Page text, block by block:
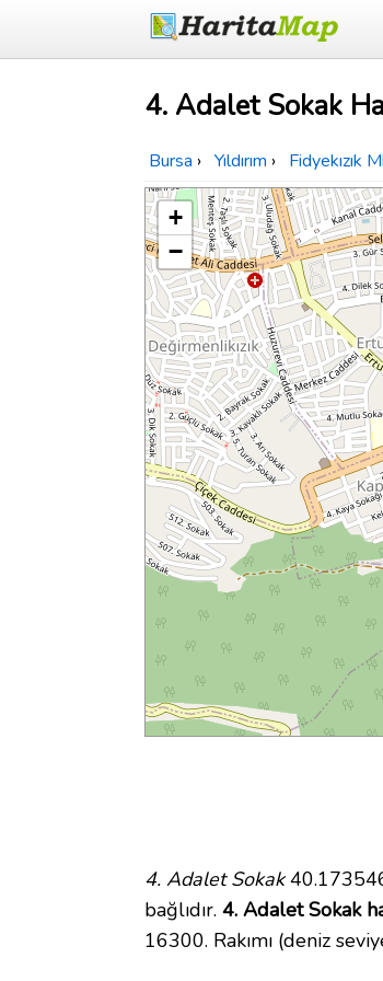
4. Adalet Sokak
Bursa › Yıldırım › Fidyekızık
+
−
4. Adalet Sokak
bağlıdır. 4. Adalet Sokak
16300. Rakımı (deniz